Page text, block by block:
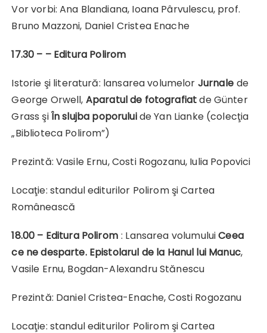
Vor vorbi: Ana Blandiana, Ioana Pârvulescu, prof.
Bruno Mazzoni, Daniel Cristea Enache
17.30 – – Editura Polirom
Istorie şi literatură: lansarea volumelor Jurnale de
George Orwell, Aparatul de fotografiatde Günter
Grass şiÎn slujba poporuluide Yan Lianke (colecţia
„Biblioteca Polirom”)
Prezintă: Vasile Ernu, Costi Rogozanu, Iulia Popovici
Locaţie: standul editurilor Polirom şi Cartea
Românească
18.00 – Editura Polirom : Lansarea volumuluiCeea
ce ne desparte. Epistolarul de la Hanul lui Manuc,
Vasile Ernu, Bogdan-Alexandru Stănescu
Prezintă: Daniel Cristea-Enache, Costi Rogozanu
Locaţie: standul editurilor Polirom şi Cartea